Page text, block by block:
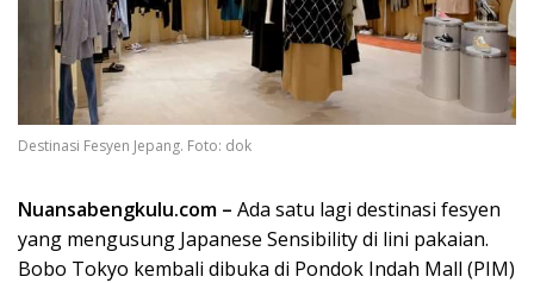
Destinasi Fesyen Jepang. Foto: dok
Nuansabengkulu.com – Ada satu lagi destinasi fesyen
yang mengusung Japanese Sensibility di lini pakaian.
Bobo Tokyo kembali dibuka di Pondok Indah Mall (PIM)